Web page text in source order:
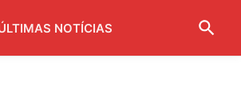
NOTÍCIAS